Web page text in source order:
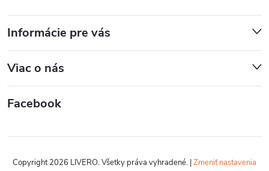
Informácie pre vás
Viac o nás
Facebook
Copyright 2026 LIVERO. Všetky práva vyhradené. |Zmeniť nastavenia